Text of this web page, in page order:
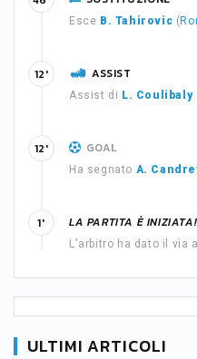
Esce B. Tahirovic (
ASSIST
Assist di L. Coulibaly
12'
GOAL
Ha segnato A.
12'
LA PARTITA È INIZIATA!
L'arbitro ha dato il via
1'
ULTIMI ARTICOLI